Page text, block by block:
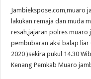
Jambiekspose.com,muaro
lakukan remaja dan muda
resah,jajaran polres muaro
pembubaran aksi balap
2020 )sekira pukul 14.30
Kenang Pemkab Muaro